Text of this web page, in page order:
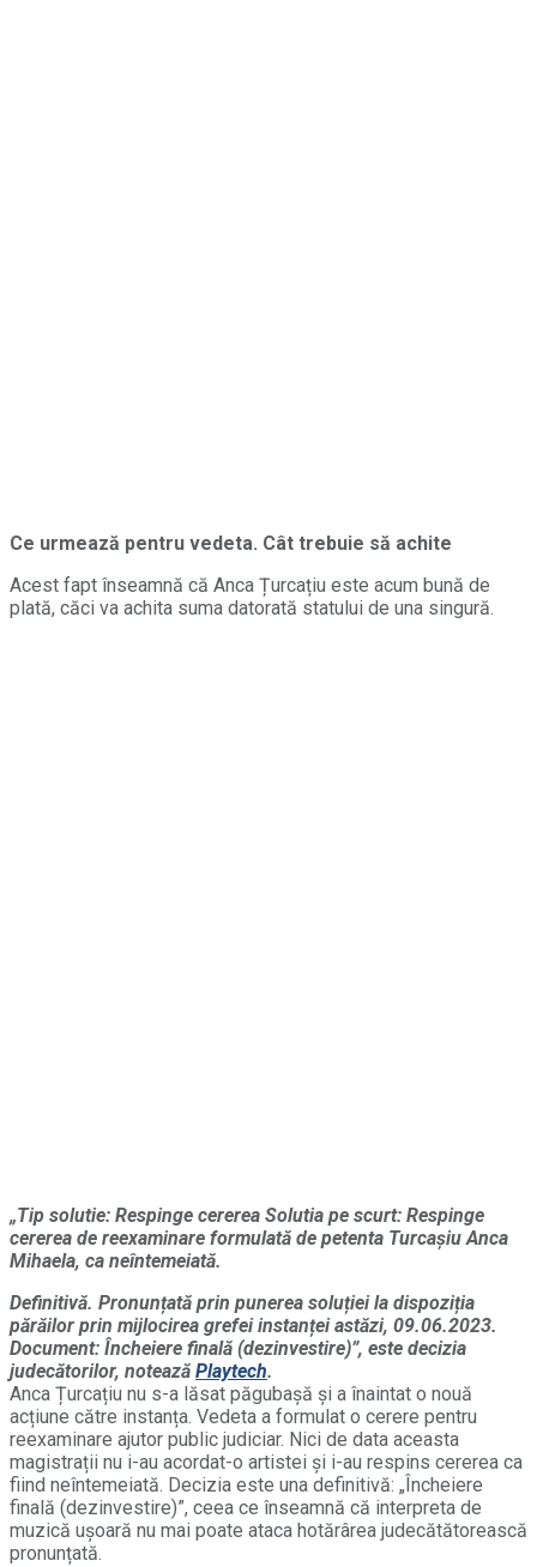
Ce urmează pentru vedeta. Cât trebuie să achite
Acest fapt înseamnă că Anca Țurcațiu este acum bună de
plată, căci va achita suma datorată statului de una singură.
„Tip solutie: Respinge cererea Solutia pe scurt: Respinge
cererea de reexaminare formulată de petenta Turcașiu Anca
Mihaela, ca neîntemeiată.
Definitivă. Pronunțată prin punerea soluției la dispoziția
părăilor prin mijlocirea grefei instanței astăzi, 09.06.2023.
Document: Încheiere finală (dezinvestire)”, este decizia
judecătorilor, notează Playtech.
Anca Țurcațiu nu s-a lăsat păgubașă și a înaintat o nouă
acțiune către instanța. Vedeta a formulat o cerere pentru
reexaminare ajutor public judiciar. Nici de data aceasta
magistrații nu i-au acordat-o artistei și i-au respins cererea ca
fiind neîntemeiată. Decizia este una definitivă: „Încheiere
finală (dezinvestire)”, ceea ce înseamnă că interpreta de
muzică ușoară nu mai poate ataca hotărârea judecătătorească
pronunțată.